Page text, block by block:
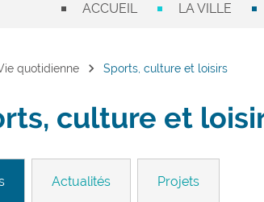
ACCUEIL LA VILLE
quotidienne chevron_right Sports, culture et loisirs
culture et
Actualités Projets